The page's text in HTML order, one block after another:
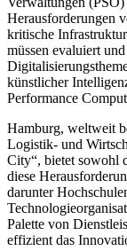
Herausforderungen
kritische
müssen evaluiert
künstlicher
Performance
Hamburg, weltweit
Logistik- und
City“, bietet sowohl
diese
darunter
Palette von
effizient das